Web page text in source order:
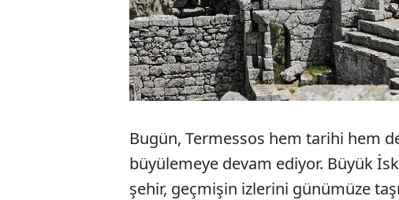
Bugün, Termessos hem tarihi hem
büyülemeye devam ediyor. Büyük
şehir, geçmişin izlerini günümüze